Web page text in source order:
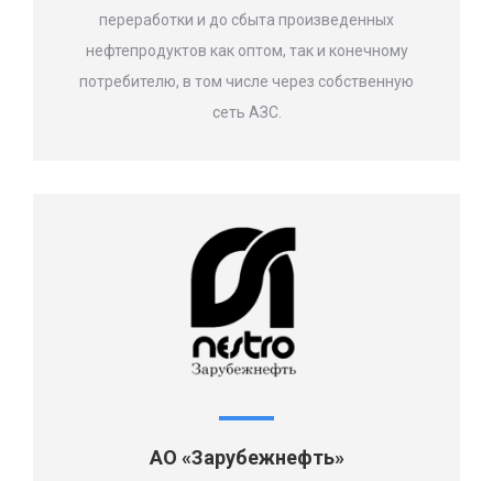
переработки и до сбыта произведенных
нефтепродуктов как оптом, так и конечному
потребителю, в том числе через собственную
сеть АЗС.
АО «Зарубежнефть»